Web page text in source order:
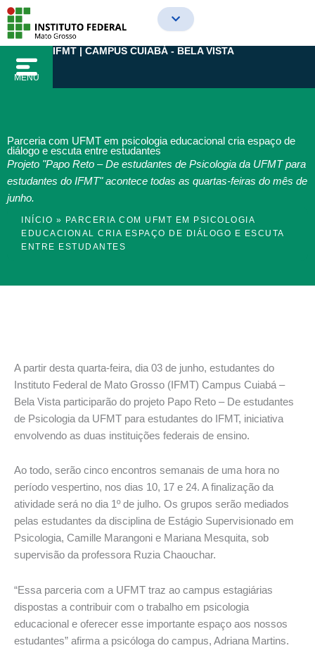
para
conteúdo
MENU
IFMT | CAMPUS CUIABÁ - BELA VISTA
Parceria com UFMT em psicologia educacional cria espaço de
diálogo e escuta entre estudantes
Projeto "Papo Reto – De estudantes de Psicologia da UFMT para
estudantes do IFMT" acontece todas as quartas-feiras do mês de
junho.
INÍCIO » PARCERIA COM UFMT EM PSICOLOGIA
EDUCACIONAL CRIA ESPAÇO DE DIÁLOGO E ESCUTA
ENTRE ESTUDANTES
A partir desta quarta-feira, dia 03 de junho, estudantes do
Instituto Federal de Mato Grosso (IFMT) Campus Cuiabá –
Bela Vista participarão do projeto Papo Reto – De estudantes
de Psicologia da UFMT para estudantes do IFMT, iniciativa
envolvendo as duas instituições federais de ensino.
Ao todo, serão cinco encontros semanais de uma hora no
período vespertino, nos dias 10, 17 e 24. A finalização da
atividade será no dia 1º de julho. Os grupos serão mediados
pelas estudantes da disciplina de Estágio Supervisionado em
Psicologia, Camille Marangoni e Mariana Mesquita, sob
supervisão da professora Ruzia Chaouchar.
“Essa parceria com a UFMT traz ao campus estagiárias
dispostas a contribuir com o trabalho em psicologia
educacional e oferecer esse importante espaço aos nossos
estudantes” afirma a psicóloga do campus, Adriana Martins.